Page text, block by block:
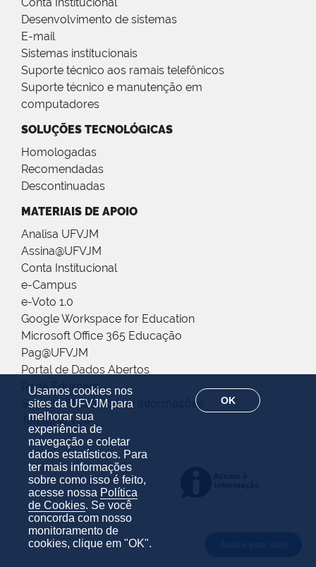
Usamos cookies nos
sites da UFVJM para
melhorar sua
experiência de
navegação e coletar
dados estatísticos. Para
ter mais informações
sobre como isso é feito,
acesse nossa Política
de Cookies. Se você
concorda com nosso
monitoramento de
cookies, clique em "OK".
OK
Desenvolvimento de sistemas
E-mail
Sistemas institucionais
Suporte técnico aos ramais telefônicos
Suporte técnico e manutenção em
computadores
SOLUÇÕES TECNOLÓGICAS
Homologadas
Recomendadas
Descontinuadas
MATERIAIS DE APOIO
Analisa UFVJM
Assina@UFVJM
Conta Institucional
e-Campus
e-Voto 1.0
Google Workspace for Education
Microsoft Office 365 Educação
Pag@UFVJM
Portal de Dados Abertos
Rede Eduroam
Sistema Eletrônico de Informações
Telefonia VoIP